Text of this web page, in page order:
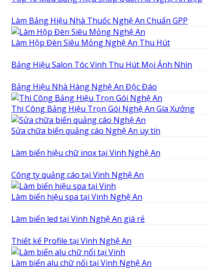
Làm Bảng Hiệu Nhà Thuốc Nghệ An Chuẩn GPP
Làm Hộp Đèn Siêu Mỏng Nghệ An Thu Hút
Bảng Hiệu Salon Tóc Vinh Thu Hút Mọi Ánh Nhìn
Bảng Hiệu Nhà Hàng Nghệ An Độc Đáo
Thi Công Bảng Hiệu Trọn Gói Nghệ An Gía Xưởng
Sửa chữa biển quảng cáo Nghệ An uy tín
Làm biển hiệu chữ inox tại Vinh Nghệ An
Công ty quảng cáo tại Vinh Nghệ An
Làm biển hiệu spa tại Vinh Nghệ An
Làm biển led tại Vinh Nghệ An giá rẻ
Thiết kế Profile tại Vinh Nghệ An
Làm biển alu chữ nổi tại Vinh Nghệ An